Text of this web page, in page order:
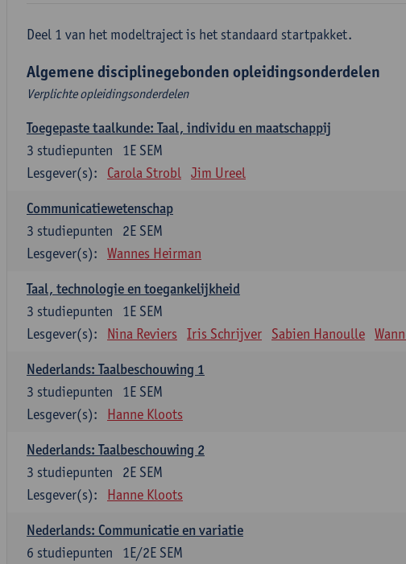
Deel 1 van het modeltraject is het standaard startpakket.
Algemene disciplinegebonden opleidingsonderdelen
Verplichte opleidingsonderdelen
Toegepaste taalkunde: Taal, individu en maatschappij
1E SEM
3 studiepunten
Lesgever(s):
Carola Strobl Jim Ureel
Communicatiewetenschap
2E SEM
3 studiepunten
Lesgever(s):
Wannes Heirman
Taal, technologie en toegankelijkheid
1E SEM
3 studiepunten
Lesgever(s):
Nina Reviers Iris Schrijver Sabien Hanoulle
Nederlands: Taalbeschouwing 1
1E SEM
3 studiepunten
Lesgever(s):
Hanne Kloots
Nederlands: Taalbeschouwing 2
2E SEM
3 studiepunten
Lesgever(s):
Hanne Kloots
Nederlands: Communicatie en variatie
1E/2E SEM
6 studiepunten